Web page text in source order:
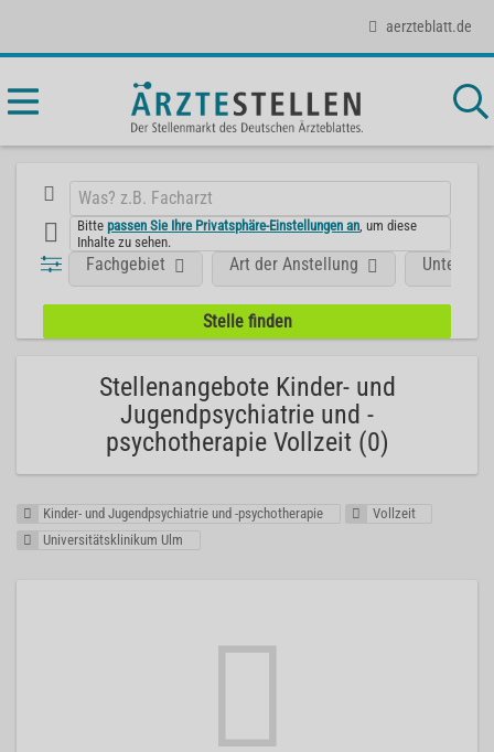
aerzteblatt.de
Bittepassen Sie Ihre Privatsphäre-Einstellungen an , um diese
Inhalte zu sehen.
Fachgebiet Art der Anstellung
Stellenangebote Kinder- und
Jugendpsychiatrie und -
psychotherapie Vollzeit (0)
Kinder- und Jugendpsychiatrie und -psychotherapie
Vollzeit
Universitätsklinikum Ulm